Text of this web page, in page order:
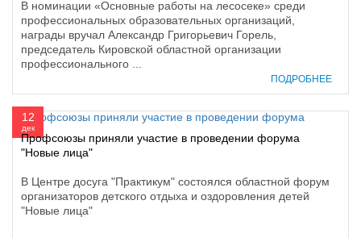
В номинации «Основные работы на лесосеке» среди
профессиональных образовательных организаций,
награды вручал Александр Григорьевич Горель,
председатель Кировской областной организации
профессионального ...
ПОДРОБНЕЕ
12
дек
Профсоюзы приняли участие в проведении форума
"Новые лица"
В Центре досуга "Практикум" состоялся областной форум
организаторов детского отдыха и оздоровления детей
"Новые лица"